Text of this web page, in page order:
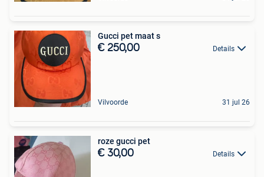
Gucci pet maat s
€ 250,00 Details
Vilvoorde 31 jul 26
roze gucci pet
€ 30,00 Details